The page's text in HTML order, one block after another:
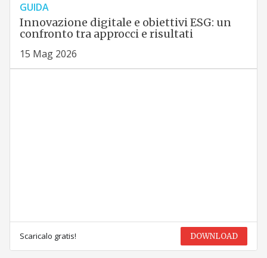
GUIDA
Innovazione digitale e obiettivi ESG: un
confronto tra approcci e risultati
15 Mag 2026
Scaricalo gratis! DOWNLOAD